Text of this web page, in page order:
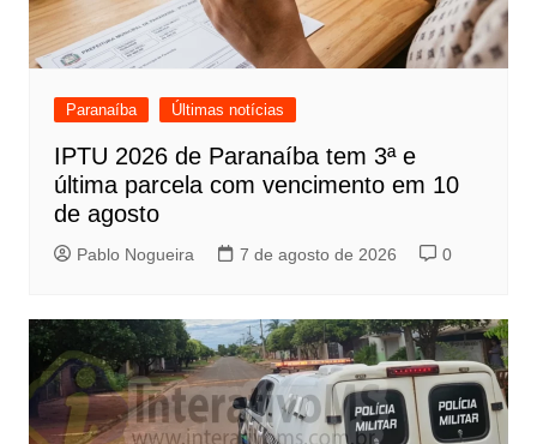
Paranaíba Últimas notícias
IPTU 2026 de Paranaíba tem 3ª e
última parcela com vencimento em 10
de agosto
Pablo Nogueira 7 de agosto de 2026 0